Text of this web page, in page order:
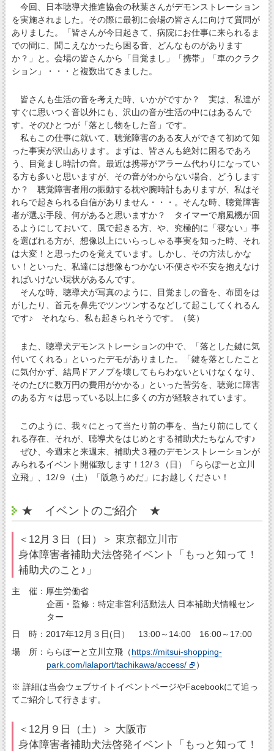
今回、日本聴導犬推進協会の秋葉さんがデモンストレーション
を実施されました。その際に最初に会場の皆さんに向けて質問が
ありました。「皆さんが今日起きて、病院にお仕事に来られるま
での間に、聞こえなかったら困る音、どんなものがあります
か？」と。会場の皆さんから「目覚まし」「携帯」「車のクラク
ション」・・・と複数出てきました。
皆さんも生活の音を考えた時、いかがですか？ 実は、私達が
すぐに思いつく音以外にも、沢山の音が生活の中にはあるんで
す。そのひとつが「落とし物をした音」です。
私もこの仕事に就いて、聴覚障害のある友人ができて初めて知
った事実が沢山あります。まずは、皆さんも絶対に困るであろ
う、目覚まし時計の音。最近は携帯がアラーム代わりになってい
る方も多いと思いますが、その音がわからない場合、どうします
か？ 聴覚障害者用の振動する枕や腕時計もありますが、私はそ
れらで起きられる自信がありません・・・。そんな時、聴覚障害
者が選ぶ手段、何があると思いますか？ タイマーで扇風機が回
るようにしておいて、風で起きる方、や、究極的に「寝ない」事
を選ばれる方が、想像以上にいらっしゃる事実を知った時、それ
は大変！と思ったのを覚えています。しかし、その方法しかな
い！といった、私達には想像もつかない不便さや不安を抱えなけ
ればいけない現状があるんです。
そんな時、聴導犬が写真のように、目覚ましの音を、布団をは
がしたり、首元を鼻先でツンツンするなどして起こしてくれるん
です♪ それなら、私も起きられそうです。（笑）
また、聴導犬デモンストレーションの中で、「落とした鍵に気
付いてくれる」といったデモがありました。「鍵を落としたこと
に気付かず、結局ドアノブを壊してもらわないといけなくなり、
そのたびに数万円の費用がかかる」といった苦労を、聴覚に障害
のある方々は思っている以上に多くの方が経験されています。
このように、我々にとって当たり前の事を、当たり前にしてく
れる存在、それが、聴導犬をはじめとする補助犬たちなんです♪
ぜひ、今週末と来週末、補助犬３種のデモンストレーションが
みられるイベント開催致します！12/３（日）「ららぽーと立川
立飛」、12/９（土）「阪急うめだ」にお越しください！
★ イベントのご紹介 ★
＜12月３日（日）＞ 東京都立川市
身体障害者補助犬法啓発イベント「もっと知って！
補助犬のこと♪」
主 催：厚生労働省
企画・監修：特定非営利活動法人 日本補助犬情報セン
ター
日 時：2017年12月３日(日） 13:00～14:00 16:00～17:00
場 所：ららぽーと立川立飛（https://mitsui-shopping-
park.com/lalaport/tachikawa/access/
）
※ 詳細は当会ウェブサイトイベントページやFacebookにて追っ
てご紹介して行きます。
＜12月９日（土）＞ 大阪市
身体障害者補助犬法啓発イベント「もっと知って！